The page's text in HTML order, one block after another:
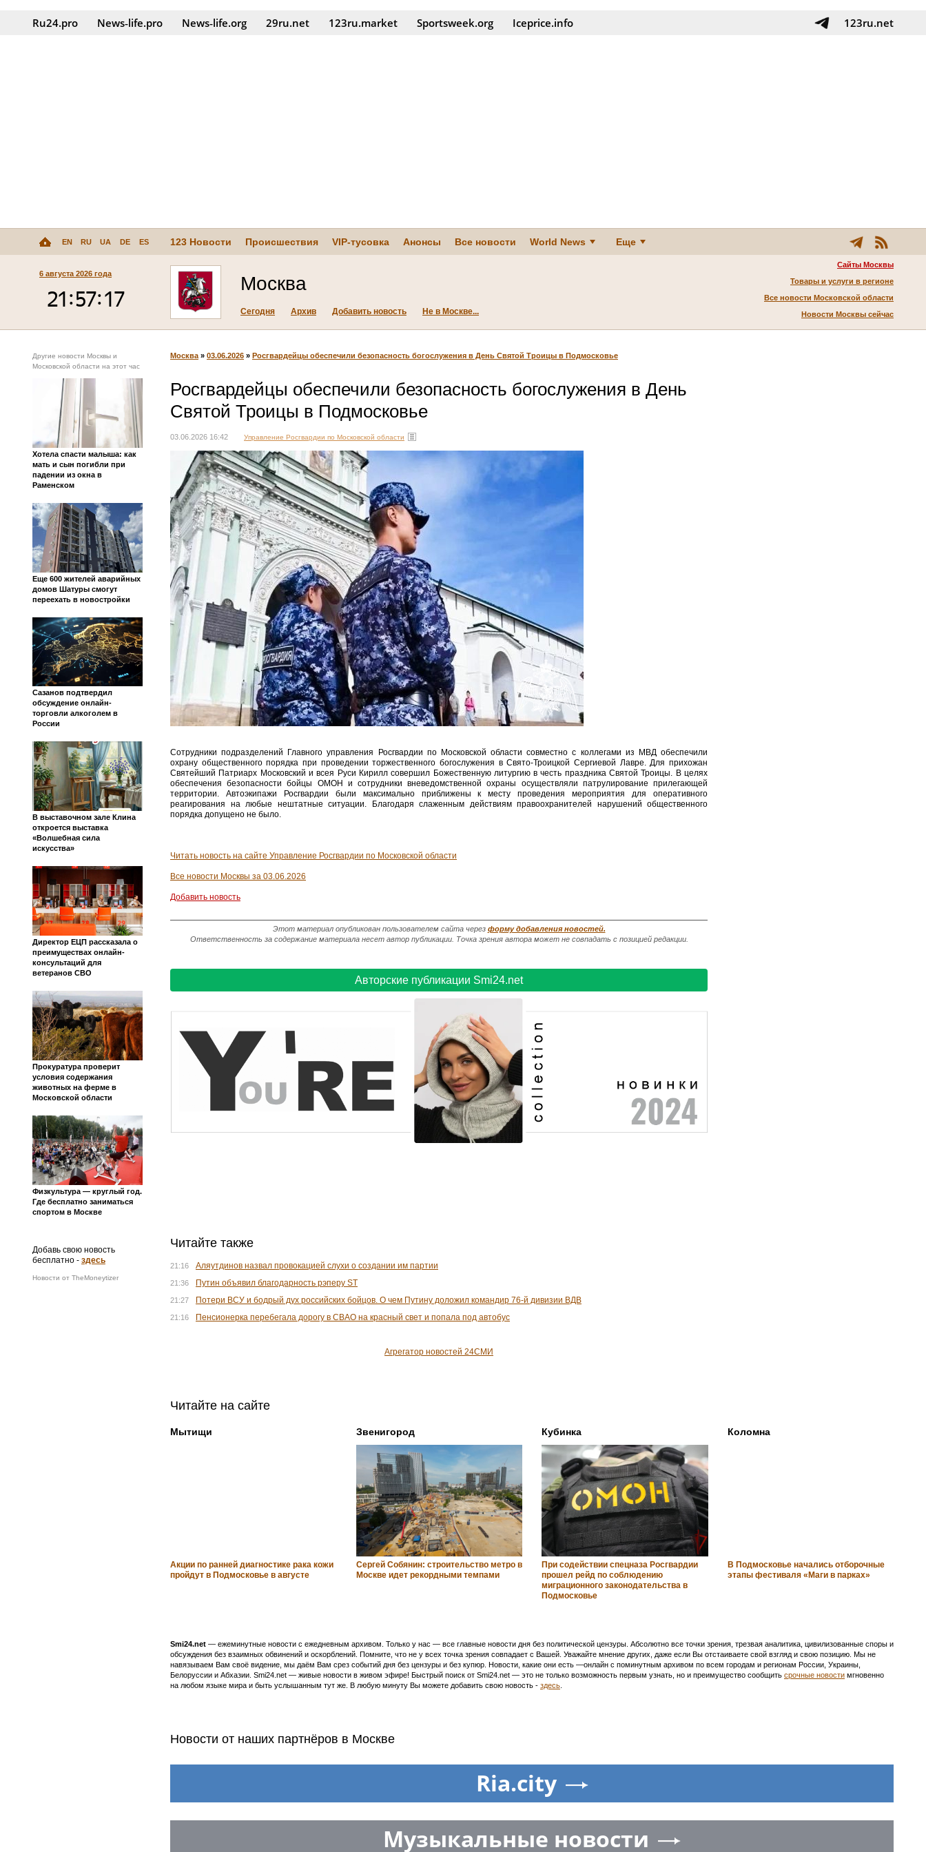
Ru24.pro News‑life.pro News‑life.org 29ru.net 123ru.market Sportsweek.org Iceprice.info 123ru.net
EN RU UA DE ES 123 Новости Происшествия VIP-тусовка Анонсы Все новости World News Еще
6 августа 2026 года
Сайты Москвы
Товары и услуги в регионе
Все новости Московской области
Новости Москвы сейчас
Москва
Сегодня Архив Добавить новость Не в Москве...
Другие новости Москвы и
Московской области на этот час
Хотела спасти малыша: как
мать и сын погибли при
падении из окна в
Раменском
Еще 600 жителей аварийных
домов Шатуры смогут
переехать в новостройки
Сазанов подтвердил
обсуждение онлайн-
торговли алкоголем в
России
В выставочном зале Клина
откроется выставка
«Волшебная сила
искусства»
Директор ЕЦП рассказала о
преимуществах онлайн-
консультаций для
ветеранов СВО
Прокуратура проверит
условия содержания
животных на ферме в
Московской области
Физкультура — круглый год.
Где бесплатно заниматься
спортом в Москве
Добавь свою новость
бесплатно - здесь
Новости от TheMoneytizer
Москва » 03.06.2026 » Росгвардейцы обеспечили безопасность богослужения в День Святой Троицы в Подмосковье
Росгвардейцы обеспечили безопасность богослужения в День
Святой Троицы в Подмосковье
03.06.2026 16:42 Управление Росгвардии по Московской области
Сотрудники подразделений Главного управления Росгвардии по Московской области совместно с коллегами из МВД обеспечили
охрану общественного порядка при проведении торжественного богослужения в Свято-Троицкой Сергиевой Лавре. Для прихожан
Святейший Патриарх Московский и всея Руси Кирилл совершил Божественную литургию в честь праздника Святой Троицы. В целях
обеспечения безопасности бойцы ОМОН и сотрудники вневедомственной охраны осуществляли патрулирование прилегающей
территории. Автоэкипажи Росгвардии были максимально приближены к месту проведения мероприятия для оперативного
реагирования на любые нештатные ситуации. Благодаря слаженным действиям правоохранителей нарушений общественного
порядка допущено не было.
Читать новость на сайте Управление Росгвардии по Московской области
Все новости Москвы за 03.06.2026
Добавить новость
Этот материал опубликован пользователем сайта через форму добавления новостей.
Ответственность за содержание материала несет автор публикации. Точка зрения автора может не совпадать с позицией редакции.
Авторские публикации Smi24.net
Читайте также
21:16 Аляутдинов назвал провокацией слухи о создании им партии
21:36 Путин объявил благодарность рэперу ST
21:27 Потери ВСУ и бодрый дух российских бойцов. О чем Путину доложил командир 76-й дивизии ВДВ
21:16 Пенсионерка перебегала дорогу в СВАО на красный свет и попала под автобус
Агрегатор новостей 24СМИ
Читайте на сайте
Мытищи
Акции по ранней диагностике рака кожи
пройдут в Подмосковье в августе
Звенигород
Сергей Собянин: строительство метро в
Москве идет рекордными темпами
Кубинка
При содействии спецназа Росгвардии
прошел рейд по соблюдению
миграционного законодательства в
Подмосковье
Коломна
В Подмосковье начались отборочные
этапы фестиваля «Маги в парках»
Smi24.net — ежеминутные новости с ежедневным архивом. Только у нас — все главные новости дня без политической цензуры. Абсолютно все точки зрения, трезвая аналитика, цивилизованные споры и
обсуждения без взаимных обвинений и оскорблений. Помните, что не у всех точка зрения совпадает с Вашей. Уважайте мнение других, даже если Вы отстаиваете свой взгляд и свою позицию. Мы не
навязываем Вам своё видение, мы даём Вам срез событий дня без цензуры и без купюр. Новости, какие они есть —онлайн с поминутным архивом по всем городам и регионам России, Украины,
Белоруссии и Абхазии. Smi24.net — живые новости в живом эфире! Быстрый поиск от Smi24.net — это не только возможность первым узнать, но и преимущество сообщить срочные новости мгновенно
на любом языке мира и быть услышанным тут же. В любую минуту Вы можете добавить свою новость - здесь
Новости от наших партнёров в Москве
Ria.city
Музыкальные новости